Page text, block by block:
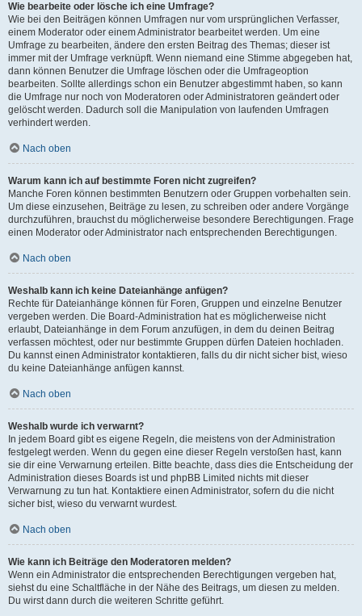
Wie bearbeite oder lösche ich eine Umfrage?
Wie bei den Beiträgen können Umfragen nur vom ursprünglichen Verfasser,
einem Moderator oder einem Administrator bearbeitet werden. Um eine
Umfrage zu bearbeiten, ändere den ersten Beitrag des Themas; dieser ist
immer mit der Umfrage verknüpft. Wenn niemand eine Stimme abgegeben hat,
dann können Benutzer die Umfrage löschen oder die Umfrageoption
bearbeiten. Sollte allerdings schon ein Benutzer abgestimmt haben, so kann
die Umfrage nur noch von Moderatoren oder Administratoren geändert oder
gelöscht werden. Dadurch soll die Manipulation von laufenden Umfragen
verhindert werden.
Nach oben
Warum kann ich auf bestimmte Foren nicht zugreifen?
Manche Foren können bestimmten Benutzern oder Gruppen vorbehalten sein.
Um diese einzusehen, Beiträge zu lesen, zu schreiben oder andere Vorgänge
durchzuführen, brauchst du möglicherweise besondere Berechtigungen. Frage
einen Moderator oder Administrator nach entsprechenden Berechtigungen.
Nach oben
Weshalb kann ich keine Dateianhänge anfügen?
Rechte für Dateianhänge können für Foren, Gruppen und einzelne Benutzer
vergeben werden. Die Board-Administration hat es möglicherweise nicht
erlaubt, Dateianhänge in dem Forum anzufügen, in dem du deinen Beitrag
verfassen möchtest, oder nur bestimmte Gruppen dürfen Dateien hochladen.
Du kannst einen Administrator kontaktieren, falls du dir nicht sicher bist, wieso
du keine Dateianhänge anfügen kannst.
Nach oben
Weshalb wurde ich verwarnt?
In jedem Board gibt es eigene Regeln, die meistens von der Administration
festgelegt werden. Wenn du gegen eine dieser Regeln verstoßen hast, kann
sie dir eine Verwarnung erteilen. Bitte beachte, dass dies die Entscheidung der
Administration dieses Boards ist und phpBB Limited nichts mit dieser
Verwarnung zu tun hat. Kontaktiere einen Administrator, sofern du die nicht
sicher bist, wieso du verwarnt wurdest.
Nach oben
Wie kann ich Beiträge den Moderatoren melden?
Wenn ein Administrator die entsprechenden Berechtigungen vergeben hat,
siehst du eine Schaltfläche in der Nähe des Beitrags, um diesen zu melden.
Du wirst dann durch die weiteren Schritte geführt.